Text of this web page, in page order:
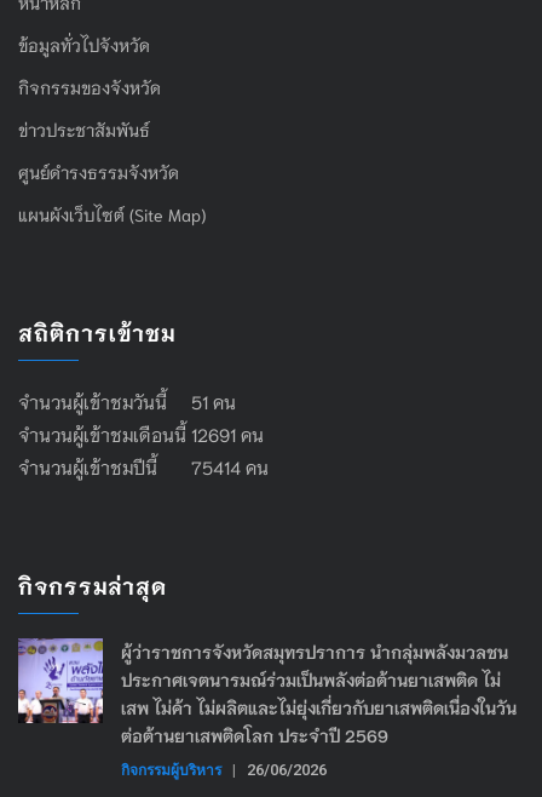
ข้อมูลทั่วไปจังหวัด
กิจกรรมของจังหวัด
ข่าวประชาสัมพันธ์
ศูนย์ดำรงธรรมจังหวัด
แผนผังเว็บไซต์ (Site Map)
สถิติการเข้าชม
จำนวนผู้เข้าชมวันนี้ 51 คน
จำนวนผู้เข้าชมเดือนนี้ 12691 คน
จำนวนผู้เข้าชมปีนี้ 75414 คน
กิจกรรมล่าสุด
ผู้ว่าราชการจังหวัดสมุทรปราการ นำกลุ่มพลังมวลชน
ประกาศเจตนารมณ์ร่วมเป็นพลังต่อต้านยาเสพติด ไม่
เสพ ไม่ค้า ไม่ผลิตและไม่ยุ่งเกี่ยวกับยาเสพติดเนื่องในวัน
ต่อต้านยาเสพติดโลก ประจำปี 2569
กิจกรรมผู้บริหาร | 26/06/2026